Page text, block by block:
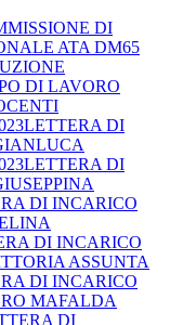
DI
ATA DM65
DI LAVORO
DI
DI
DI INCARICO
DI INCARICO
ASSUNTA
DI INCARICO
MAFALDA
DI